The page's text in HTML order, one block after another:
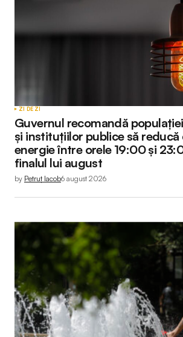
ZI DE ZI
Guvernul recomandă
și instituțiilor publice să
energie între orele 19:00 și
finalul lui august
by Petruț Iacob6 august 2026